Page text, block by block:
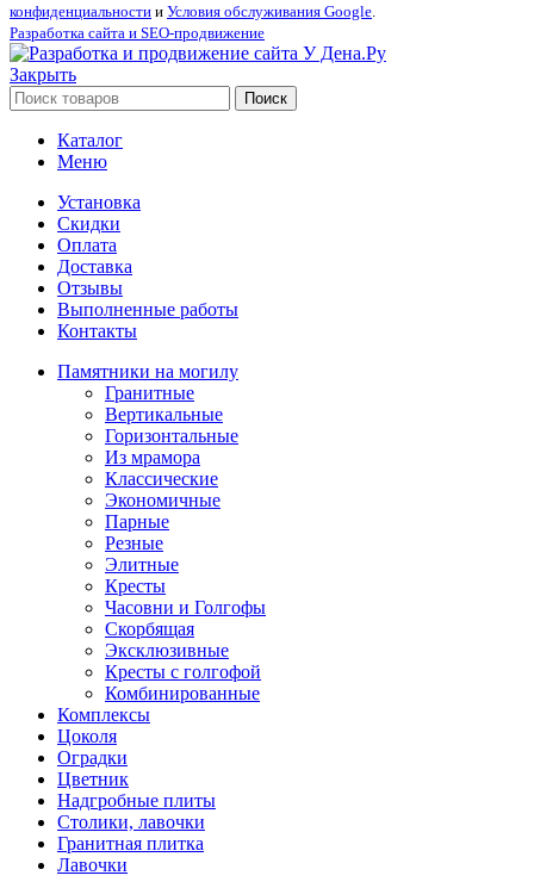
конфиденциальности и Условия обслуживания Google
Разработка сайта и SEO-продвижение
Закрыть
Поиск
Каталог
Меню
Установка
Скидки
Оплата
Доставка
Отзывы
Выполненные работы
Контакты
Памятники на могилу
Гранитные
Вертикальные
Горизонтальные
Из мрамора
Классические
Экономичные
Парные
Резные
Элитные
Кресты
Часовни и Голгофы
Скорбящая
Эксклюзивные
Кресты с голгофой
Комбинированные
Комплексы
Цоколя
Оградки
Цветник
Надгробные плиты
Столики, лавочки
Гранитная плитка
Лавочки